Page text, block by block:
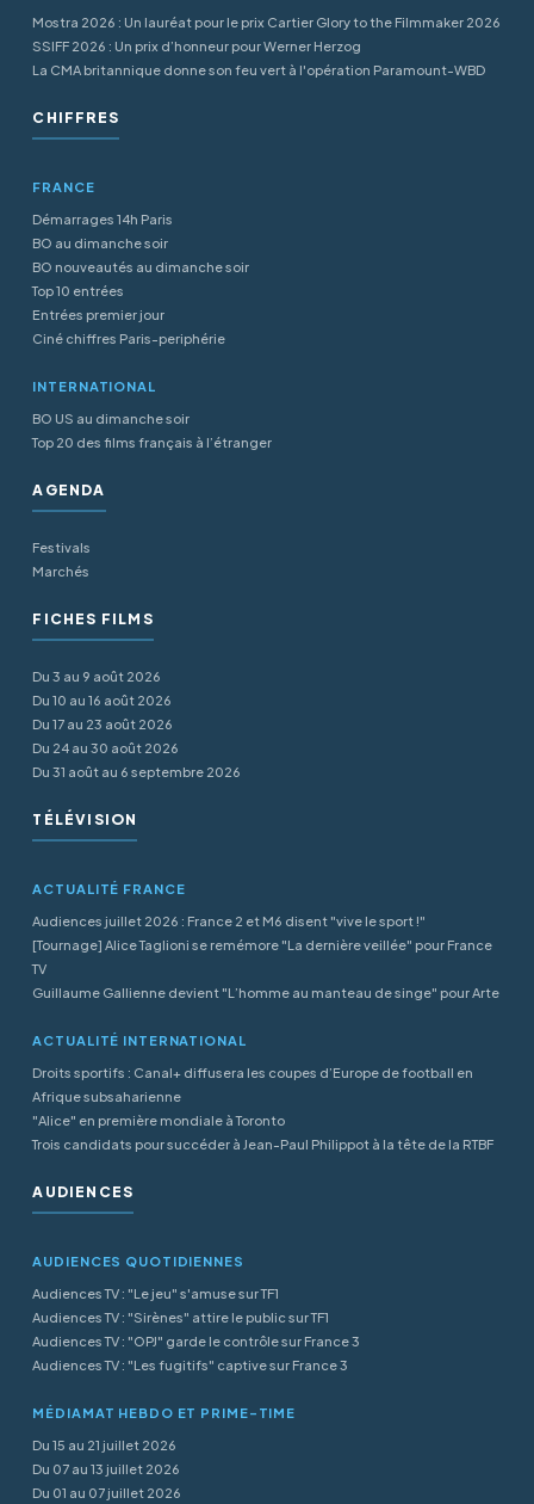
Mostra 2026 : Un lauréat pour le prix Cartier Glory to the Filmmaker 2026
SSIFF 2026 : Un prix d’honneur pour Werner Herzog
La CMA britannique donne son feu vert à l'opération Paramount-WBD
CHIFFRES
FRANCE
Démarrages 14h Paris
BO au dimanche soir
BO nouveautés au dimanche soir
Top 10 entrées
Entrées premier jour
Ciné chiffres Paris-periphérie
INTERNATIONAL
BO US au dimanche soir
Top 20 des films français à l’étranger
AGENDA
Festivals
Marchés
FICHES FILMS
Du 3 au 9 août 2026
Du 10 au 16 août 2026
Du 17 au 23 août 2026
Du 24 au 30 août 2026
Du 31 août au 6 septembre 2026
TÉLÉVISION
ACTUALITÉ FRANCE
Audiences juillet 2026 : France 2 et M6 disent "vive le sport !"
[Tournage] Alice Taglioni se remémore "La dernière veillée" pour France
TV
Guillaume Gallienne devient "L’homme au manteau de singe" pour Arte
ACTUALITÉ INTERNATIONAL
Droits sportifs : Canal+ diffusera les coupes d’Europe de football en
Afrique subsaharienne
"Alice" en première mondiale à Toronto
Trois candidats pour succéder à Jean-Paul Philippot à la tête de la RTBF
AUDIENCES
AUDIENCES QUOTIDIENNES
Audiences TV : "Le jeu" s'amuse sur TF1
Audiences TV : "Sirènes" attire le public sur TF1
Audiences TV : "OPJ" garde le contrôle sur France 3
Audiences TV : "Les fugitifs" captive sur France 3
MÉDIAMAT HEBDO ET PRIME-TIME
Du 15 au 21 juillet 2026
Du 07 au 13 juillet 2026
Du 01 au 07 juillet 2026